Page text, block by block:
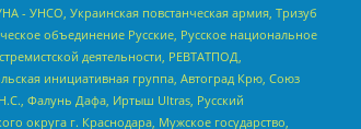
- УНСО, Украинская повстанческая армия, Тризуб
объединение Русские, Русское национальное
деятельности, РЕВТАТПОД,
инициативная группа, Автоград Крю, Союз
Фалунь Дафа, Иртыш Ultras, Русский
округа г. Краснодара, Мужское государство,